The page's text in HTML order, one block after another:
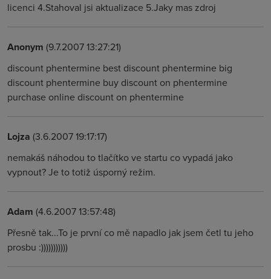
licenci 4.Stahoval jsi aktualizace 5.Jaky mas zdroj
Anonym (9.7.2007 13:27:21)
discount phentermine best discount phentermine big
discount phentermine buy discount on phentermine
purchase online discount on phentermine
Lojza (3.6.2007 19:17:17)
nemakáš náhodou to tlačítko ve startu co vypadá jako
vypnout? Je to totiž úsporný režim.
Adam (4.6.2007 13:57:48)
Přesně tak...To je první co mě napadlo jak jsem četl tu jeho
prosbu :)))))))))))